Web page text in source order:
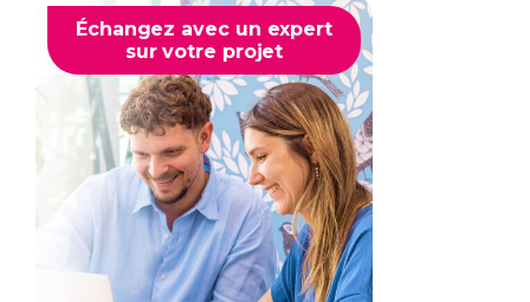
Échangez avec un expert
sur votre projet